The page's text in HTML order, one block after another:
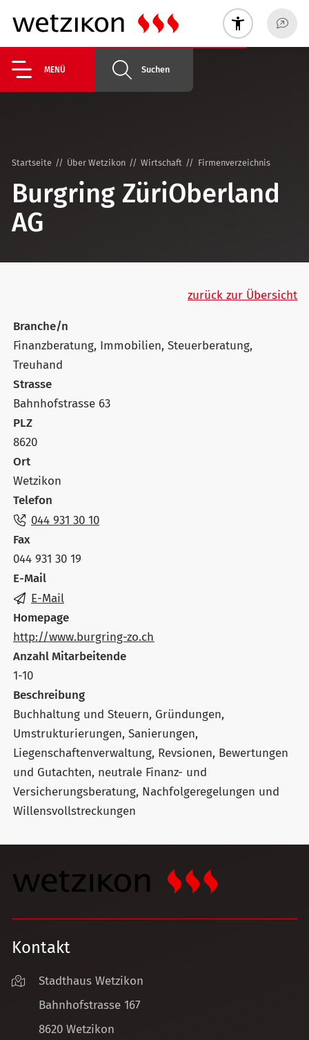
MENÜ Suchen
Startseite Über Wetzikon Wirtschaft Firmenverzeichnis
Burgring ZüriOberland
AG
zurück zur Übersicht
Branche/n
Finanzberatung, Immobilien, Steuerberatung,
Treuhand
Strasse
Bahnhofstrasse 63
PLZ
8620
Ort
Wetzikon
Telefon
044 931 30 10
Fax
044 931 30 19
E-Mail
E-Mail
Homepage
http://www.burgring-zo.ch
Anzahl Mitarbeitende
1-10
Beschreibung
Buchhaltung und Steuern, Gründungen,
Umstrukturierungen, Sanierungen,
Liegenschaftenverwaltung, Revsionen, Bewertungen
und Gutachten, neutrale Finanz- und
Versicherungsberatung, Nachfolgeregelungen und
Willensvollstreckungen
Kontakt
Stadthaus Wetzikon
Bahnhofstrasse 167
8620 Wetzikon